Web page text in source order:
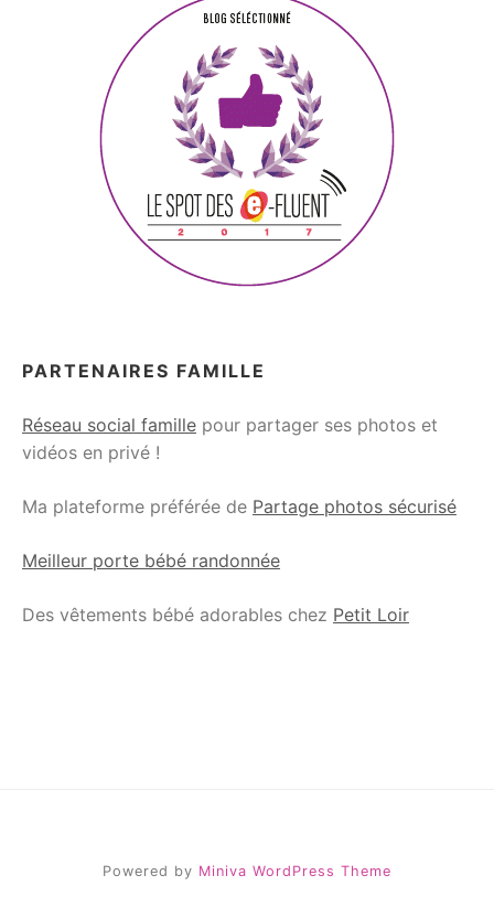
PARTENAIRES FAMILLE
Réseau social famille pour partager ses photos et
vidéos en privé !
Ma plateforme préférée de Partage photos sécurisé
Meilleur porte bébé randonnée
Des vêtements bébé adorables chez Petit Loir
Powered by Miniva WordPress Theme